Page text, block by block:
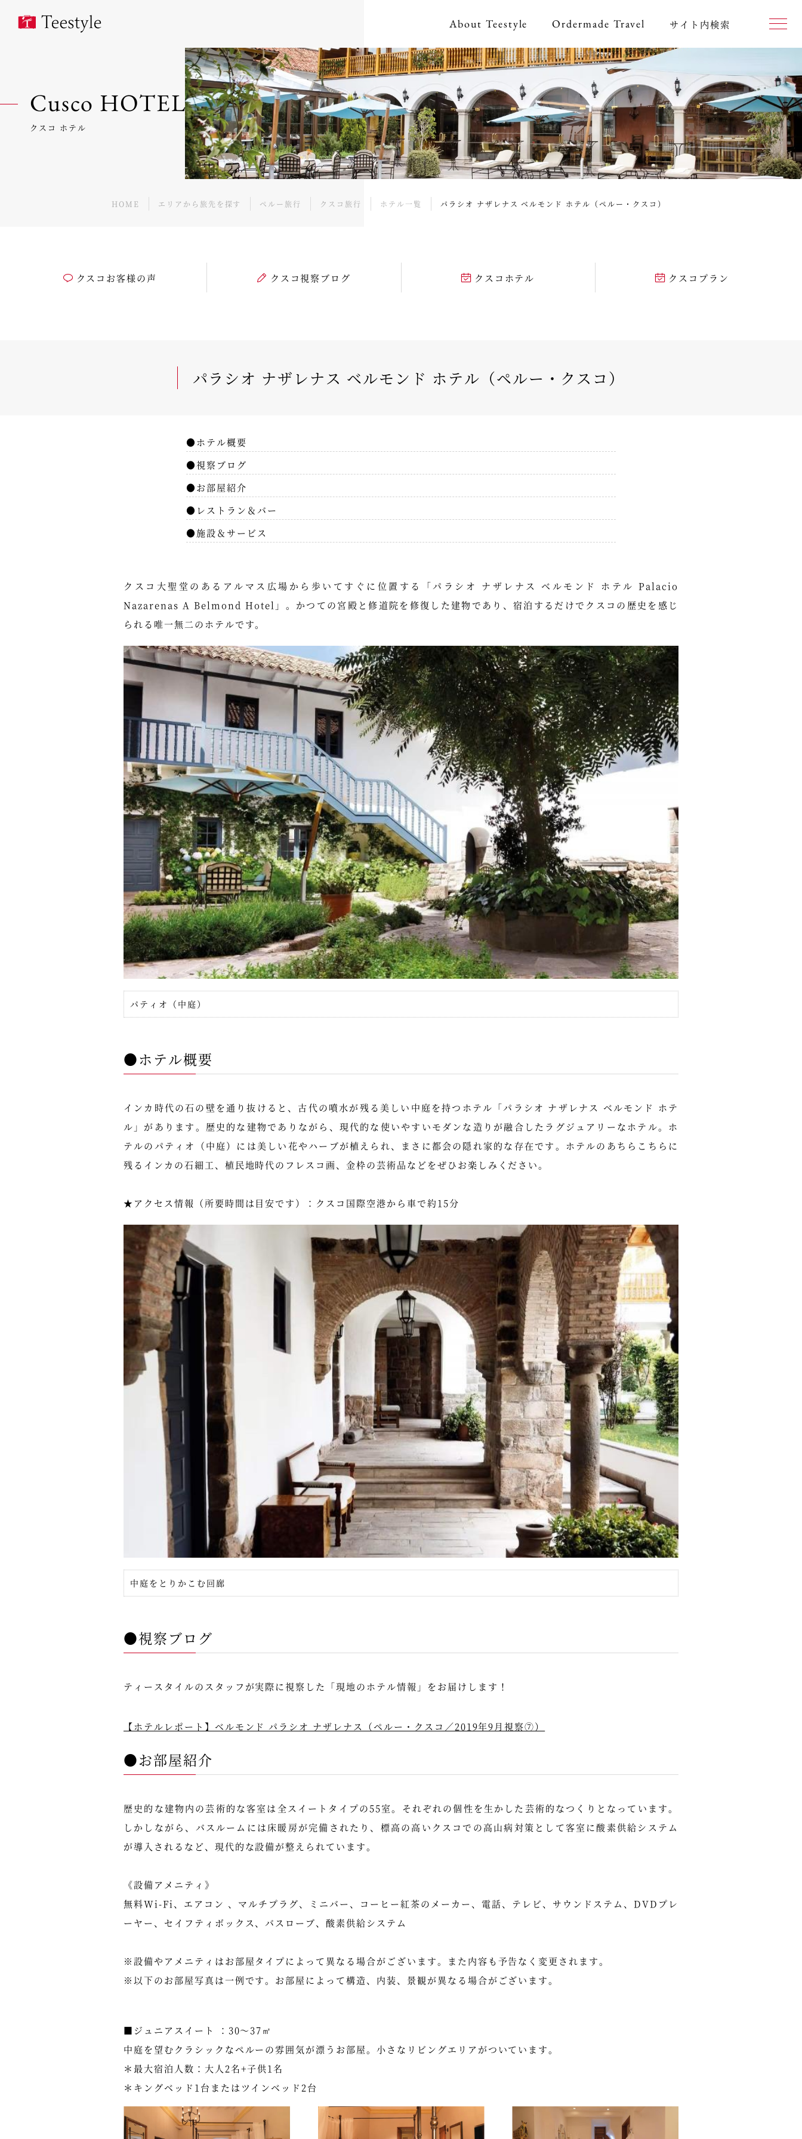
About Teestyle Ordermade Travel サイト内検索
Cusco HOTEL
クスコ ホテル
HOME エリアから旅先を探す ペルー旅行 クスコ旅行 ホテル一覧 パラシオ ナザレナス ベルモンド ホテル（ペルー・クスコ）
クスコお客様の声 クスコ視察ブログ クスコホテル クスコプラン
パラシオ ナザレナス ベルモンド ホテル（ペルー・クスコ）
●ホテル概要
●視察ブログ
●お部屋紹介
●レストラン＆バー
●施設＆サービス
クスコ大聖堂のあるアルマス広場から歩いてすぐに位置する「パラシオ ナザレナス ベルモンド ホテル Palacio
Nazarenas A Belmond Hotel」。かつての宮殿と修道院を修復した建物であり、宿泊するだけでクスコの歴史を感じ
られる唯一無二のホテルです。
パティオ（中庭）
●ホテル概要
インカ時代の石の壁を通り抜けると、古代の噴水が残る美しい中庭を持つホテル「パラシオ ナザレナス ベルモンド ホテ
ル」があります。歴史的な建物でありながら、現代的な使いやすいモダンな造りが融合したラグジュアリーなホテル。ホ
テルのパティオ（中庭）には美しい花やハーブが植えられ、まさに都会の隠れ家的な存在です。ホテルのあちらこちらに
残るインカの石細工、植民地時代のフレスコ画、金枠の芸術品などをぜひお楽しみください。
★アクセス情報（所要時間は目安です）：クスコ国際空港から車で約15分
中庭をとりかこむ回廊
●視察ブログ
ティースタイルのスタッフが実際に視察した「現地のホテル情報」をお届けします！
【ホテルレポート】ベルモンド パラシオ ナザレナス（ペルー・クスコ／2019年9月視察⑦）
●お部屋紹介
歴史的な建物内の芸術的な客室は全スイートタイプの55室。それぞれの個性を生かした芸術的なつくりとなっています。
しかしながら、バスルームには床暖房が完備されたり、標高の高いクスコでの高山病対策として客室に酸素供給システム
が導入されるなど、現代的な設備が整えられています。
《設備アメニティ》
無料Wi-Fi、エアコン 、マルチプラグ、ミニバー、コーヒー紅茶のメーカー、電話、テレビ、サウンドステム、DVDプレ
ーヤー、セイフティボックス、バスローブ、酸素供給システム
※設備やアメニティはお部屋タイプによって異なる場合がございます。また内容も予告なく変更されます。
※以下のお部屋写真は一例です。お部屋によって構造、内装、景観が異なる場合がございます。
■ジュニアスイート ：30～37㎡
中庭を望むクラシックなペルーの雰囲気が漂うお部屋。小さなリビングエリアがついています。
＊最大宿泊人数：大人2名+子供1名
＊キングベッド1台またはツインベッド2台